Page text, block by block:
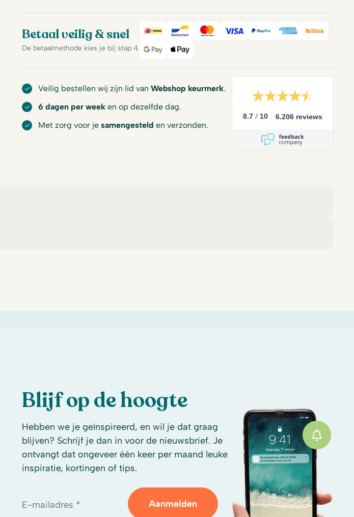
Betaal veilig & snel
De betaalmethode kies je bij stap 4.
iDeal BancontactMastercard
Visa PayPalAmerican
Google PayApple Pay
Veilig bestellen wij zijn lid van Webshop keurmerk.
6 dagen per week en op dezelfde dag.
Met zorg voor je samengesteld en verzonden.
8.7 / 10 6.206 reviews
Blijf op de hoogte
Hebben we je geïnspireerd, en wil je dat graag
blijven? Schrijf je dan in voor de nieuwsbrief. Je
ontvangt dat ongeveer één keer per maand leuke
inspiratie, kortingen of tips.
E-mailadres * Aanmelden